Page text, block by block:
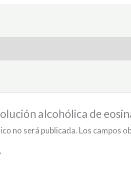
alcohólica de
no será publicada. Los campos